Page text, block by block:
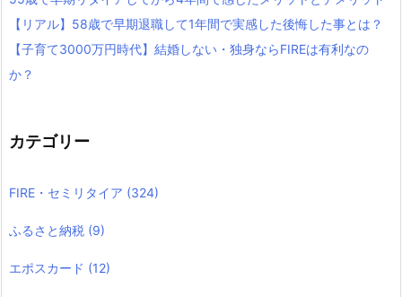
【リアル】58歳で早期退職して1年間で実感した後悔した事とは？
【子育て3000万円時代】結婚しない・独身ならFIREは有利なの
か？
カテゴリー
FIRE・セミリタイア (324)
ふるさと納税 (9)
エポスカード (12)